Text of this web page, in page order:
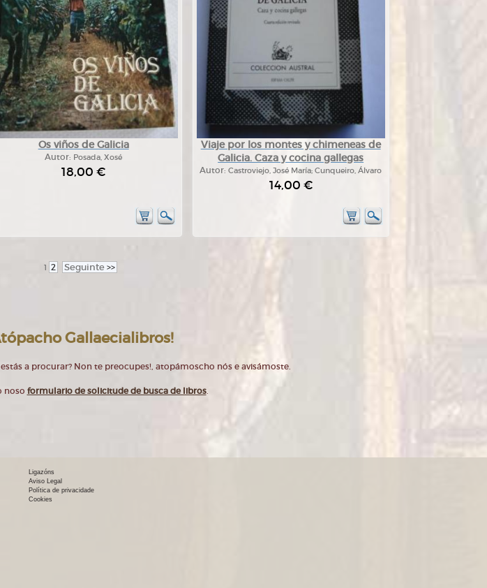
Os viños de Galicia
Autor: Posada, Xosé
18,00 €
Viaje por los montes y chimeneas de
Galicia. Caza y cocina gallegas
Autor:Castroviejo, José María; Cunqueiro, Álvaro
14,00 €
1 2 Seguinte >>
Gallaecialibros!
a procurar? Non te preocupes!, atopámoscho nós e avisámoste.
noso formulario de solicitude de busca de libros.
Ligazóns
Aviso Legal
Política de privacidade
Cookies